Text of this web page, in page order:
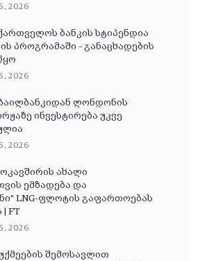
2026
ბანკის სტიპენდია
ის პროგრამაში – განაცხადების
2026
ლონდონის
ინვესტირება უკვე
2026
ახალი
ემზადება და
LNG-ფლოტის გაფართოებას
| FT
2026
შემოსავლით